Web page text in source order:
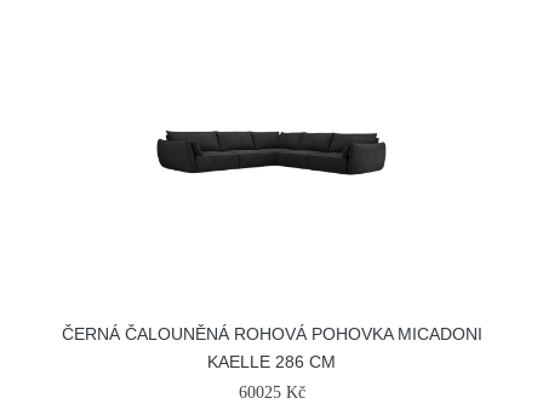
ČERNÁ ČALOUNĚNÁ ROHOVÁ POHOVKA MICADONI
KAELLE 286 CM
60025 Kč